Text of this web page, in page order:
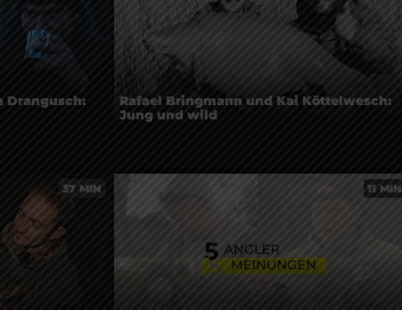
Drangusch:
Rafael Bringmann und Kai Köttelwesch:
Jung und wild
37 MIN 11 MIN